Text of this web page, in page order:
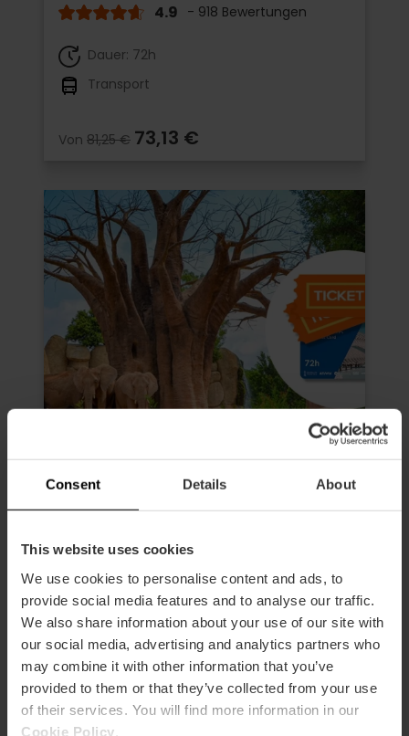
Consent Details About
This website uses cookies
We use cookies to personalise content and ads, to
provide social media features and to analyse our traffic.
We also share information about your use of our site with
our social media, advertising and analytics partners who
may combine it with other information that you’ve
provided to them or that they’ve collected from your use
of their services. You will find more information in our
Cookie Policy
4.9 - 918 Bewertungen
Dauer: 72h
Transport
Von 81,25 € 73,13 €
und Eintrittskarten für das
Oceanogràfic, das Museum der
Wissenschaften, das Hemisfèric
und das Bioparc
4.9 - 616 Bewertungen
Dauer: 72h
Transport